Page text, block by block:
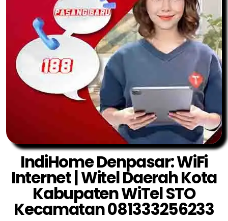
IndiHome Denpasar: WiFi
Internet | Witel Daerah Kota
Kabupaten WiTel STO
Kecamatan 081333256233